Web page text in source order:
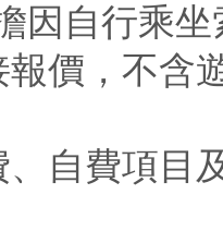
因自行乘
價，不含
自費項目